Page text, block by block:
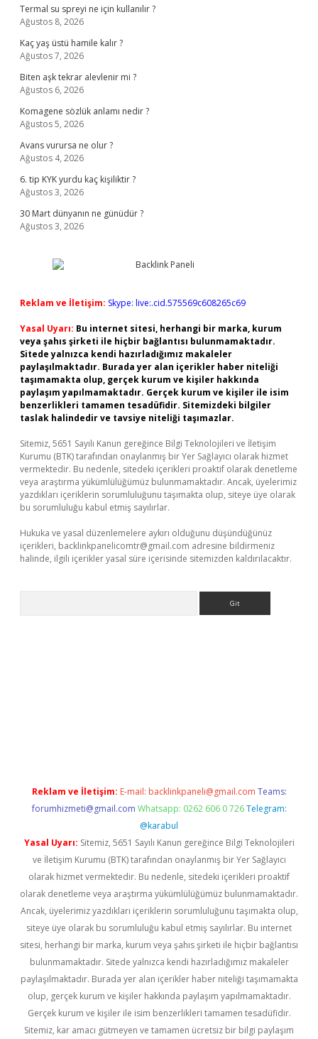
Termal su spreyi ne için kullanılır ?
Ağustos 8, 2026
Kaç yaş üstü hamile kalır ?
Ağustos 7, 2026
Biten aşk tekrar alevlenir mi ?
Ağustos 6, 2026
Komagene sözlük anlamı nedir ?
Ağustos 5, 2026
Avans vurursa ne olur ?
Ağustos 4, 2026
6. tip KYK yurdu kaç kişiliktir ?
Ağustos 3, 2026
30 Mart dünyanın ne günüdür ?
Ağustos 3, 2026
Reklam ve İletişim: Skype: live:.cid.575569c608265c69
Yasal Uyarı: Bu internet sitesi, herhangi bir marka, kurum
veya şahıs şirketi ile hiçbir bağlantısı bulunmamaktadır.
Sitede yalnızca kendi hazırladığımız makaleler
paylaşılmaktadır. Burada yer alan içerikler haber niteliği
taşımamakta olup, gerçek kurum ve kişiler hakkında
paylaşım yapılmamaktadır. Gerçek kurum ve kişiler ile isim
benzerlikleri tamamen tesadüfidir. Sitemizdeki bilgiler
taslak halindedir ve tavsiye niteliği taşımazlar.
Sitemiz, 5651 Sayılı Kanun gereğince Bilgi Teknolojileri ve İletişim
Kurumu (BTK) tarafından onaylanmış bir Yer Sağlayıcı olarak hizmet
vermektedir. Bu nedenle, sitedeki içerikleri proaktif olarak denetleme
veya araştırma yükümlülüğümüz bulunmamaktadır. Ancak, üyelerimiz
yazdıkları içeriklerin sorumluluğunu taşımakta olup, siteye üye olarak
bu sorumluluğu kabul etmiş sayılırlar.
Hukuka ve yasal düzenlemelere aykırı olduğunu düşündüğünüz
içerikleri, backlinkpanelicomtr@gmail.com adresine bildirmeniz
halinde, ilgili içerikler yasal süre içerisinde sitemizden kaldırılacaktır.
Reklam ve İletişim: E-mail: backlinkpaneli@gmail.com Teams:
forumhizmeti@gmail.com Whatsapp: 0262 606 0 726 Telegram:
@karabul
Yasal Uyarı: Sitemiz, 5651 Sayılı Kanun gereğince Bilgi Teknolojileri
ve İletişim Kurumu (BTK) tarafından onaylanmış bir Yer Sağlayıcı
olarak hizmet vermektedir. Bu nedenle, sitedeki içerikleri proaktif
olarak denetleme veya araştırma yükümlülüğümüz bulunmamaktadır.
Ancak, üyelerimiz yazdıkları içeriklerin sorumluluğunu taşımakta olup,
siteye üye olarak bu sorumluluğu kabul etmiş sayılırlar. Bu internet
sitesi, herhangi bir marka, kurum veya şahıs şirketi ile hiçbir bağlantısı
bulunmamaktadır. Sitede yalnızca kendi hazırladığımız makaleler
paylaşılmaktadır. Burada yer alan içerikler haber niteliği taşımamakta
olup, gerçek kurum ve kişiler hakkında paylaşım yapılmamaktadır.
Gerçek kurum ve kişiler ile isim benzerlikleri tamamen tesadüfidir.
Sitemiz, kar amacı gütmeyen ve tamamen ücretsiz bir bilgi paylaşım